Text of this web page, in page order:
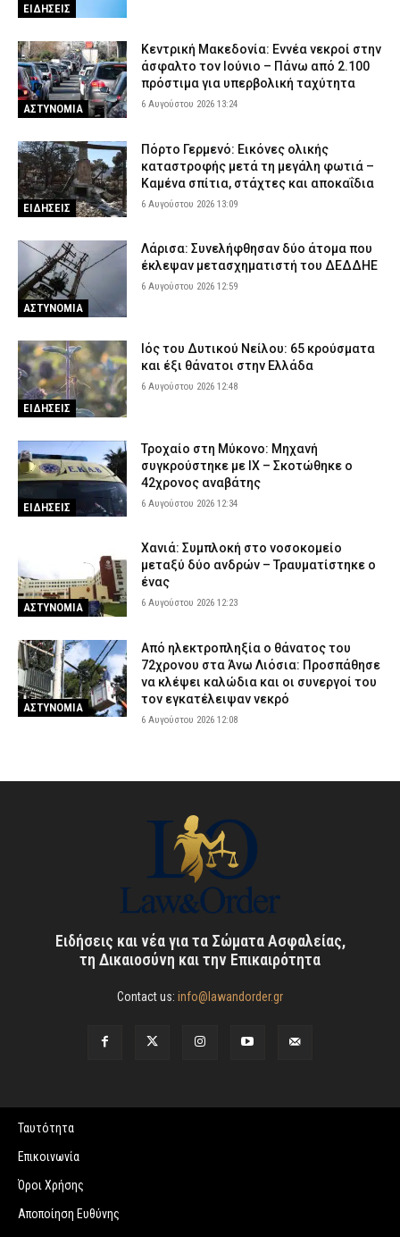
ΕΙΔΗΣΕΙΣ
ΑΣΤΥΝΟΜΙΑ
Κεντρική Μακεδονία: Εννέα νεκροί στην
άσφαλτο τον Ιούνιο – Πάνω από 2.100
πρόστιμα για υπερβολική ταχύτητα
6 Αυγούστου 2026 13:24
ΕΙΔΗΣΕΙΣ
Πόρτο Γερμενό: Εικόνες ολικής
καταστροφής μετά τη μεγάλη φωτιά –
Καμένα σπίτια, στάχτες και αποκαΐδια
6 Αυγούστου 2026 13:09
ΑΣΤΥΝΟΜΙΑ
Λάρισα: Συνελήφθησαν δύο άτομα που
έκλεψαν μετασχηματιστή του ΔΕΔΔΗΕ
6 Αυγούστου 2026 12:59
ΕΙΔΗΣΕΙΣ
Ιός του Δυτικού Νείλου: 65 κρούσματα
και έξι θάνατοι στην Ελλάδα
6 Αυγούστου 2026 12:48
ΕΙΔΗΣΕΙΣ
Τροχαίο στη Μύκονο: Μηχανή
συγκρούστηκε με ΙΧ – Σκοτώθηκε ο
42χρονος αναβάτης
6 Αυγούστου 2026 12:34
ΑΣΤΥΝΟΜΙΑ
Χανιά: Συμπλοκή στο νοσοκομείο
μεταξύ δύο ανδρών – Τραυματίστηκε ο
ένας
6 Αυγούστου 2026 12:23
ΑΣΤΥΝΟΜΙΑ
Από ηλεκτροπληξία ο θάνατος του
72χρονου στα Άνω Λιόσια: Προσπάθησε
να κλέψει καλώδια και οι συνεργοί του
τον εγκατέλειψαν νεκρό
6 Αυγούστου 2026 12:08
Ειδήσεις και νέα για τα Σώματα Ασφαλείας,
τη Δικαιοσύνη και την Επικαιρότητα
Contact us: info@lawandorder.gr
Ταυτότητα
Επικοινωνία
Όροι Χρήσης
Αποποίηση Ευθύνης